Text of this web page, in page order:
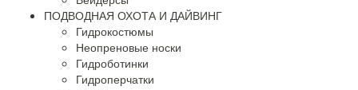
ПОДВОДНАЯ ОХОТА И ДАЙВИНГ
Гидрокостюмы
Неопреновые носки
Гидроботинки
Гидроперчатки